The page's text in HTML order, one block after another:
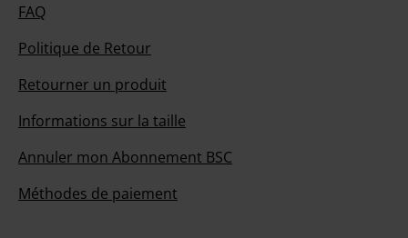
FAQ
Politique de Retour
Retourner un produit
Informations sur la taille
Annuler mon Abonnement BSC
Méthodes de paiement